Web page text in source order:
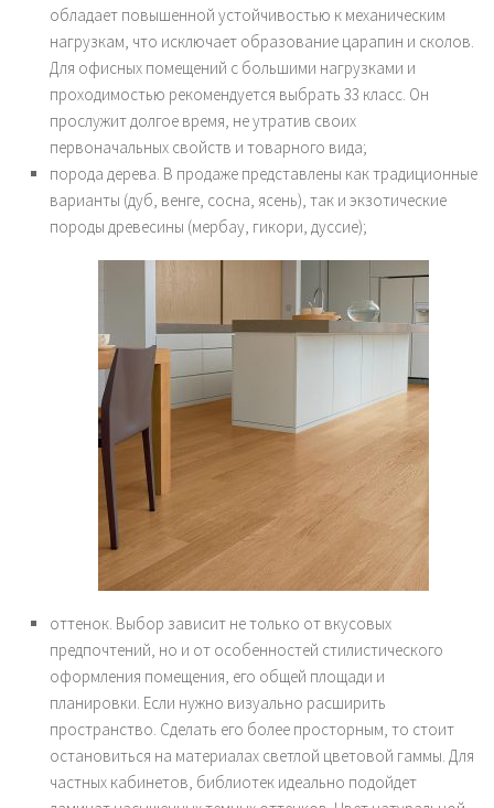
обладает повышенной устойчивостью к механическим
нагрузкам, что исключает образование царапин и сколов.
Для офисных помещений с большими нагрузками и
проходимостью рекомендуется выбрать 33 класс. Он
прослужит долгое время, не утратив своих
первоначальных свойств и товарного вида;
порода дерева. В продаже представлены как традиционные
варианты (дуб, венге, сосна, ясень), так и экзотические
породы древесины (мербау, гикори, дуссие);
оттенок. Выбор зависит не только от вкусовых
предпочтений, но и от особенностей стилистического
оформления помещения, его общей площади и
планировки. Если нужно визуально расширить
пространство. Сделать его более просторным, то стоит
остановиться на материалах светлой цветовой гаммы. Для
частных кабинетов, библиотек идеально подойдет